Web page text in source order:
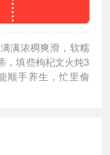
满浓稠爽滑，软糯
，填些枸杞文火炖3
顺手养生，忙里偷